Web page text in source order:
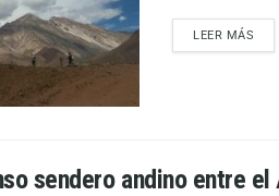
LEER MÁS
sendero andino entre